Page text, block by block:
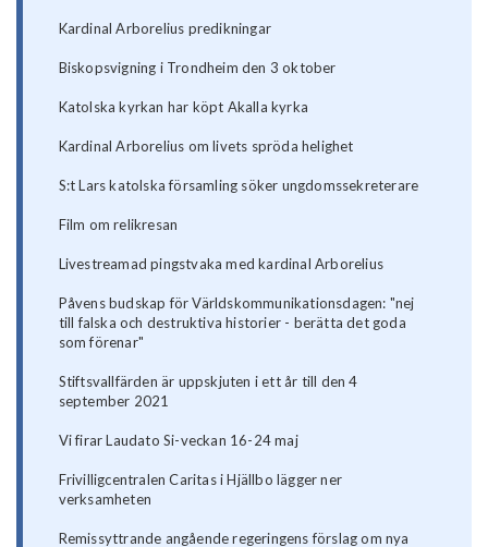
Kardinal Arborelius predikningar
Biskopsvigning i Trondheim den 3 oktober
Katolska kyrkan har köpt Akalla kyrka
Kardinal Arborelius om livets spröda helighet
S:t Lars katolska församling söker ungdomssekreterare
Film om relikresan
Livestreamad pingstvaka med kardinal Arborelius
Påvens budskap för Världskommunikationsdagen: "nej
till falska och destruktiva historier - berätta det goda
som förenar"
Stiftsvallfärden är uppskjuten i ett år till den 4
september 2021
Vi firar Laudato Si-veckan 16-24 maj
Frivilligcentralen Caritas i Hjällbo lägger ner
verksamheten
Remissyttrande angående regeringens förslag om nya